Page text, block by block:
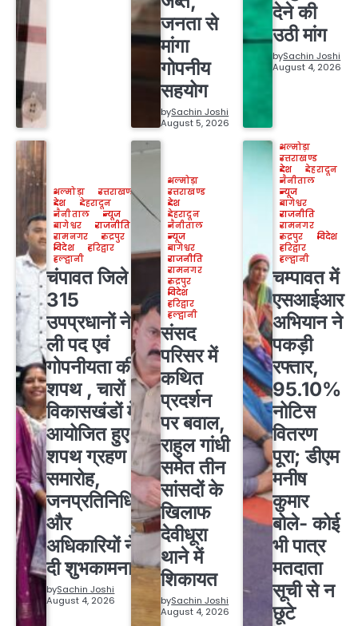
जनता से
मांगा
गोपनीय
सहयोग
bySachin Joshi
August 5, 2026
देने की
उठी मांग
bySachin Joshi
August 4, 2026
अल्मोड़ा
उत्तराखण्ड
देश
देहरादून
नैनीताल
न्यूज
बागेश्वर
राजनीति
रामनगर
रुद्रपुर
विदेश
हरिद्वार
हल्द्वानी
चंपावत जिले के
315
उपप्रधानों ने
ली पद एवं
गोपनीयता की
शपथ , चारों
विकासखंडों में
आयोजित हुए
शपथ ग्रहण
समारोह,
जनप्रतिनिधियों
और
अधिकारियों ने
दी शुभकामनाएं
bySachin Joshi
August 4, 2026
अल्मोड़ा
उत्तराखण्ड
देश
देहरादून
नैनीताल
न्यूज
बागेश्वर
राजनीति
रामनगर
रुद्रपुर
विदेश
हरिद्वार
हल्द्वानी
संसद
परिसर में
कथित
प्रदर्शन
पर बवाल,
राहुल गांधी
समेत तीन
सांसदों के
खिलाफ
देवीधूरा
थाने में
शिकायत
bySachin Joshi
August 4, 2026
अल्मोड़ा
उत्तराखण्ड
देश
देहरादून
नैनीताल
न्यूज
बागेश्वर
राजनीति
रामनगर
रुद्रपुर
विदेश
हरिद्वार
हल्द्वानी
चम्पावत में
एसआईआर
अभियान ने
पकड़ी
रफ्तार,
95.10%
नोटिस
वितरण
पूरा; डीएम
मनीष
कुमार
बोले- कोई
भी पात्र
मतदाता
सूची से न
छूटे